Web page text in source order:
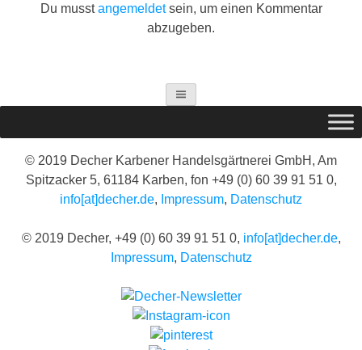
Du musstangemeldetsein, um einen Kommentar
abzugeben.
© 2019 Decher Karbener Handelsgärtnerei GmbH, Am
Spitzacker 5, 61184 Karben, fon +49 (0) 60 39 91 51 0,
info[at]decher.de, Impressum, Datenschutz
© 2019 Decher, +49 (0) 60 39 91 51 0, info[at]decher.de,
Impressum, Datenschutz